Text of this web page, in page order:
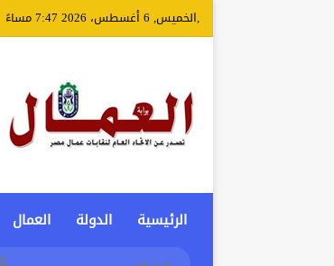
,الخميس, 6 أغسطس، 2026 7:47 مساءً
الرئيسية الدولة العمال